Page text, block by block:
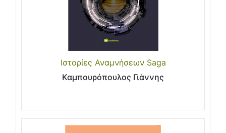
Ιστορίες Αναμνήσεων Saga
Καμπουρόπουλος Γιάννης